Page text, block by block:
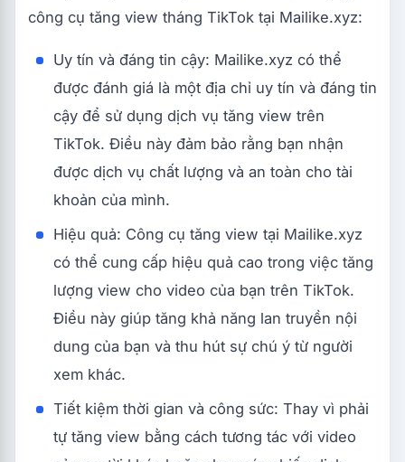
công cụ tăng view tháng TikTok tại Mailike.xyz:
Uy tín và đáng tin cậy: Mailike.xyz có thể
được đánh giá là một địa chỉ uy tín và đáng tin
cậy để sử dụng dịch vụ tăng view trên
TikTok. Điều này đảm bảo rằng bạn nhận
được dịch vụ chất lượng và an toàn cho tài
khoản của mình.
Hiệu quả: Công cụ tăng view tại Mailike.xyz
có thể cung cấp hiệu quả cao trong việc tăng
lượng view cho video của bạn trên TikTok.
Điều này giúp tăng khả năng lan truyền nội
dung của bạn và thu hút sự chú ý từ người
xem khác.
Tiết kiệm thời gian và công sức: Thay vì phải
tự tăng view bằng cách tương tác với video